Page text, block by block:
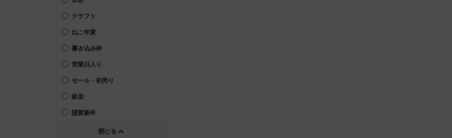
クラフト
ねこ年賀
書き込み枠
営業日入り
セール・初売り
販促
謹賀新年
閉じる